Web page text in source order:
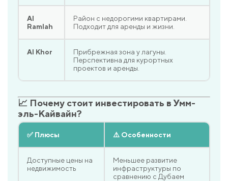
Al
Ramlah
Район с недорогими квартирами.
Подходит для аренды и жизни.
Al Khor
Прибрежная зона у лагуны.
Перспективна для курортных
проектов и аренды.
📈 Почему стоит инвестировать в Умм-
эль-Кайвайн?
✅ Плюсы ⚠️ Особенности
Доступные цены на
недвижимость
Меньшее развитие
инфраструктуры по
сравнению с Дубаем